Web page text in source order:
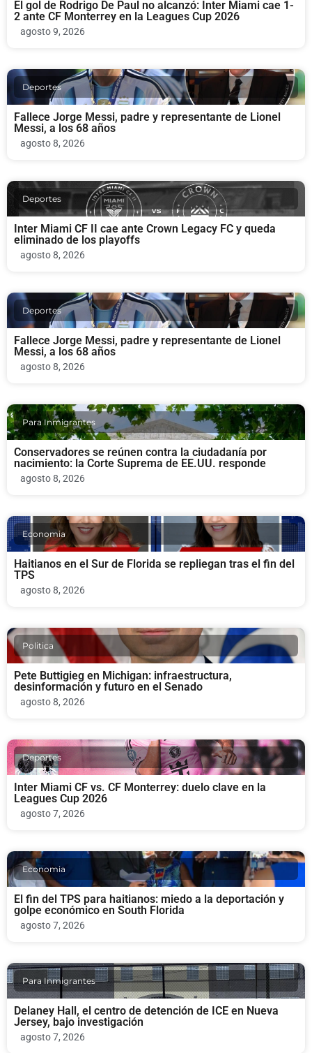
El gol de Rodrigo De Paul no alcanzó: Inter Miami cae 1-
2 ante CF Monterrey en la Leagues Cup 2026
agosto 9, 2026
Deportes
Fallece Jorge Messi, padre y representante de Lionel
Messi, a los 68 años
agosto 8, 2026
Deportes
Inter Miami CF II cae ante Crown Legacy FC y queda
eliminado de los playoffs
agosto 8, 2026
Deportes
Fallece Jorge Messi, padre y representante de Lionel
Messi, a los 68 años
agosto 8, 2026
Para Inmigrantes
Conservadores se reúnen contra la ciudadanía por
nacimiento: la Corte Suprema de EE.UU. responde
agosto 8, 2026
Economia
Haitianos en el Sur de Florida se repliegan tras el fin del
TPS
agosto 8, 2026
Politica
Pete Buttigieg en Michigan: infraestructura,
desinformación y futuro en el Senado
agosto 8, 2026
Deportes
Inter Miami CF vs. CF Monterrey: duelo clave en la
Leagues Cup 2026
agosto 7, 2026
Economia
El fin del TPS para haitianos: miedo a la deportación y
golpe económico en South Florida
agosto 7, 2026
Para Inmigrantes
Delaney Hall, el centro de detención de ICE en Nueva
Jersey, bajo investigación
agosto 7, 2026